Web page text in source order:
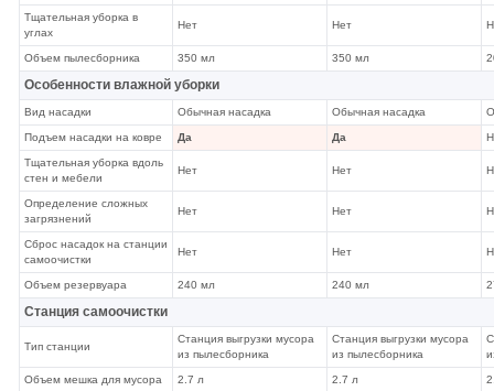
Тщательная уборка в
углах
Нет Нет
Объем пылесборника 350 мл 350 мл
Особенности влажной уборки
Вид насадки Обычная насадка Обычная насадка
Подъем насадки на ковре Да Да
Тщательная уборка вдоль
стен и мебели
Нет Нет
Определение сложных
загрязнений
Нет Нет
Сброс насадок на станции
самоочистки
Нет Нет
Объем резервуара 240 мл 240 мл
Станция самоочистки
Тип станции
Станция выгрузки мусора
из пылесборника
Станция выгрузки мусора
из пылесборника
Объем мешка для мусора 2.7 л 2.7 л